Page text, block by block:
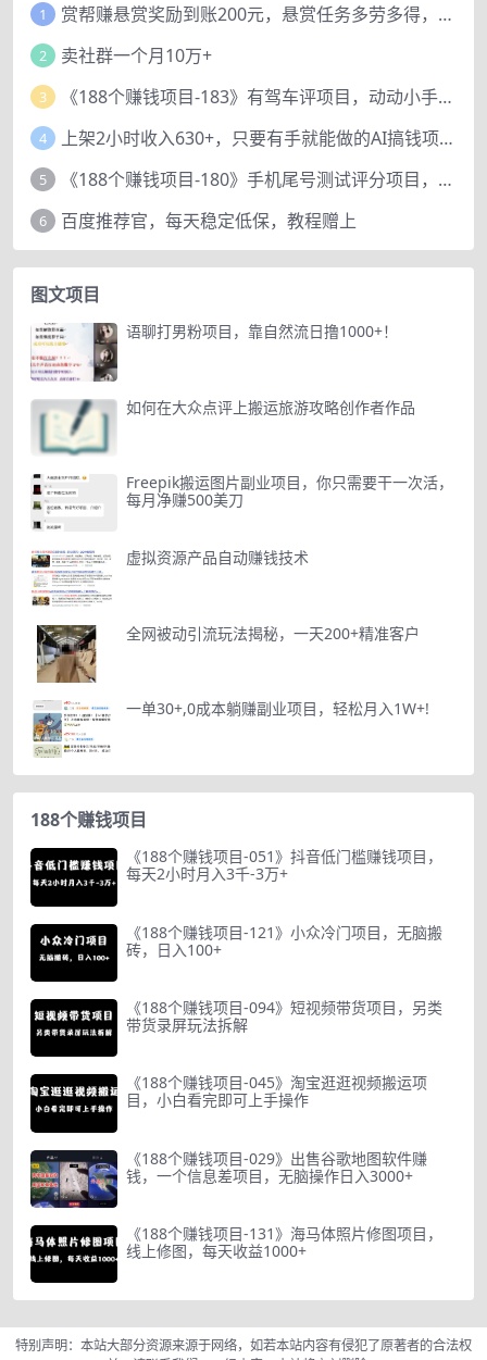
1 赏帮赚悬赏奖励到账200元，悬赏任务多劳多得，人人可做。
2 卖社群一个月10万+
3 《188个赚钱项目-183》有驾车评项目，动动小手，复制粘贴赚44元！
4 上架2小时收入630+，只要有手就能做的AI搞钱项目，奶奶看完都能学会!
5 《188个赚钱项目-180》手机尾号测试评分项目，短视频直播日赚200+
6 百度推荐官，每天稳定低保，教程赠上
图文项目
语聊打男粉项目，靠自然流日撸1000+！
如何在大众点评上搬运旅游攻略创作者作品
Freepik搬运图片副业项目，你只需要干一次活，
每月净赚500美刀
虚拟资源产品自动赚钱技术
全网被动引流玩法揭秘，一天200+精准客户
一单30+,0成本躺赚副业项目，轻松月入1W+!
188个赚钱项目
《188个赚钱项目-051》抖音低门槛赚钱项目，
每天2小时月入3千-3万+
《188个赚钱项目-121》小众冷门项目，无脑搬
砖，日入100+
《188个赚钱项目-094》短视频带货项目，另类
带货录屏玩法拆解
《188个赚钱项目-045》淘宝逛逛视频搬运项
目，小白看完即可上手操作
《188个赚钱项目-029》出售谷歌地图软件赚
钱，一个信息差项目，无脑操作日入3000+
《188个赚钱项目-131》海马体照片修图项目，
线上修图，每天收益1000+
特别声明：本站大部分资源来源于网络，如若本站内容有侵犯了原著者的合法权